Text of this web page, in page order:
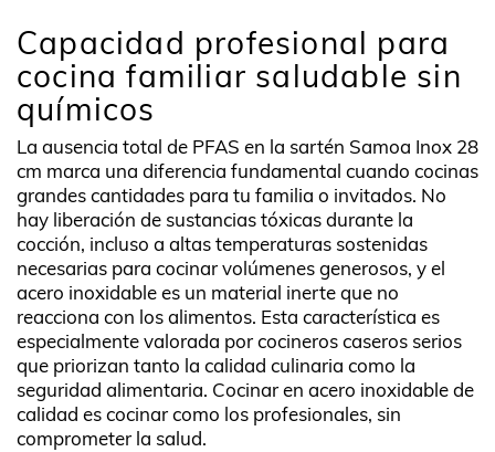
Capacidad profesional para
cocina familiar saludable sin
químicos
La ausencia total de PFAS en la sartén Samoa Inox 28
cm marca una diferencia fundamental cuando cocinas
grandes cantidades para tu familia o invitados. No
hay liberación de sustancias tóxicas durante la
cocción, incluso a altas temperaturas sostenidas
necesarias para cocinar volúmenes generosos, y el
acero inoxidable es un material inerte que no
reacciona con los alimentos. Esta característica es
especialmente valorada por cocineros caseros serios
que priorizan tanto la calidad culinaria como la
seguridad alimentaria. Cocinar en acero inoxidable de
calidad es cocinar como los profesionales, sin
comprometer la salud.